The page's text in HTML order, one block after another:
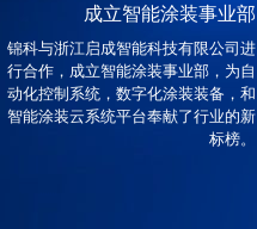
成立智能涂装事业部
锦科与浙江启成智能科技有限公司进
行合作，成立智能涂装事业部，为自
动化控制系统，数字化涂装装备，和
智能涂装云系统平台奉献了行业的新
标榜。